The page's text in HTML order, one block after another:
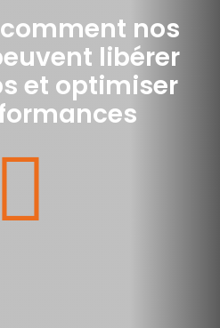
nos
libérer
et optimiser